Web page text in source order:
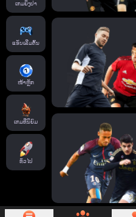
ເກມຍິງປາ
ແອັບເລີ່ມຕົ້ນ
ໜ້າຫຼັກ
ເກມທີ່ນິຍົມ
ທົ່ວໄປ